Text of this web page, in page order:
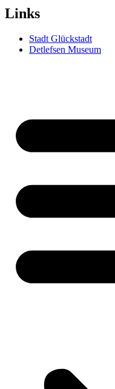
Links
Stadt Glückstadt
Detlefsen Museum